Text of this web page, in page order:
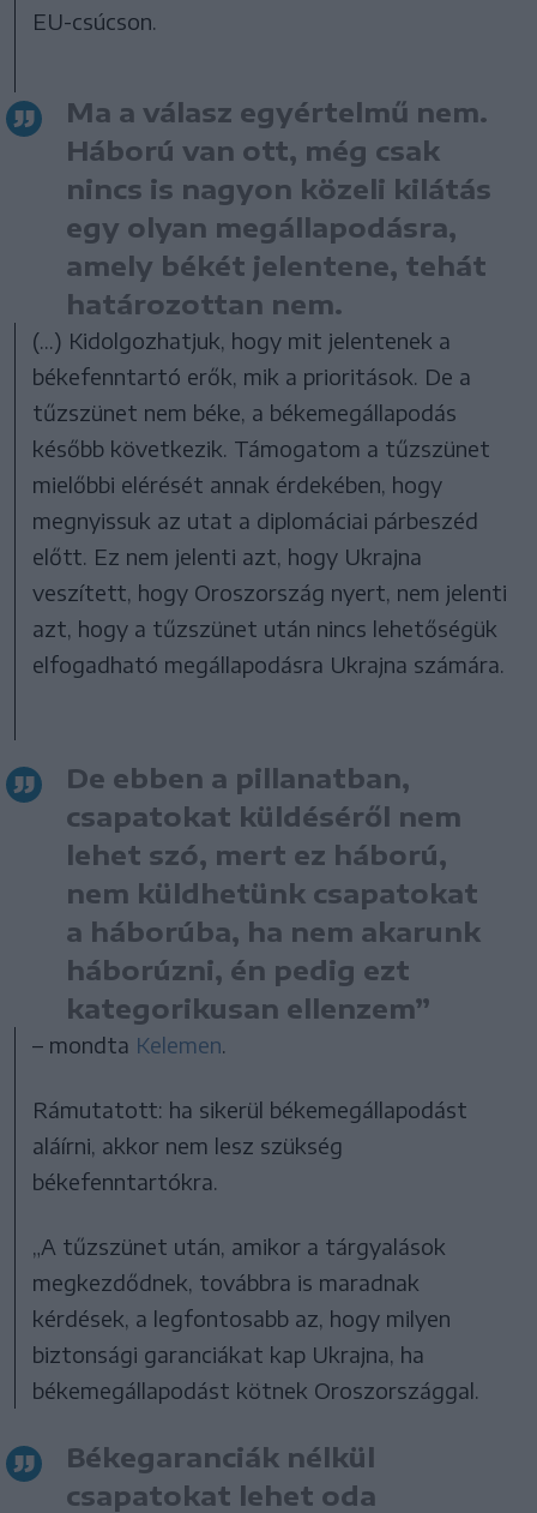
EU-csúcson.
Ma a válasz egyértelmű nem.
Háború van ott, még csak
nincs is nagyon közeli kilátás
egy olyan megállapodásra,
amely békét jelentene, tehát
határozottan nem.
(...) Kidolgozhatjuk, hogy mit jelentenek a
békefenntartó erők, mik a prioritások. De a
tűzszünet nem béke, a békemegállapodás
később következik. Támogatom a tűzszünet
mielőbbi elérését annak érdekében, hogy
megnyissuk az utat a diplomáciai párbeszéd
előtt. Ez nem jelenti azt, hogy Ukrajna
veszített, hogy Oroszország nyert, nem jelenti
azt, hogy a tűzszünet után nincs lehetőségük
elfogadható megállapodásra Ukrajna számára.
De ebben a pillanatban,
csapatokat küldéséről nem
lehet szó, mert ez háború,
nem küldhetünk csapatokat
a háborúba, ha nem akarunk
háborúzni, én pedig ezt
kategorikusan ellenzem”
– mondta Kelemen.
Rámutatott: ha sikerül békemegállapodást
aláírni, akkor nem lesz szükség
békefenntartókra.
„A tűzszünet után, amikor a tárgyalások
megkezdődnek, továbbra is maradnak
kérdések, a legfontosabb az, hogy milyen
biztonsági garanciákat kap Ukrajna, ha
békemegállapodást kötnek Oroszországgal.
Békegaranciák nélkül
csapatokat lehet oda